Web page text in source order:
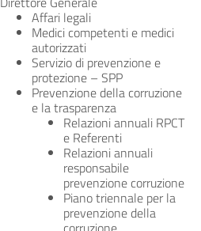
Affari legali
Medici competenti e medici
autorizzati
Servizio di prevenzione e
protezione – SPP
Prevenzione della corruzione
e la trasparenza
Relazioni annuali RPCT
e Referenti
Relazioni annuali
responsabile
prevenzione corruzione
Piano triennale per la
prevenzione della